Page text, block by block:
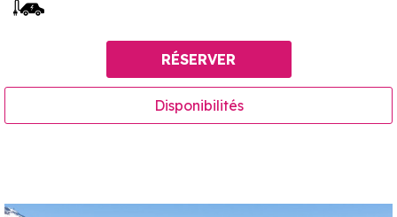
RÉSERVER
Disponibilités